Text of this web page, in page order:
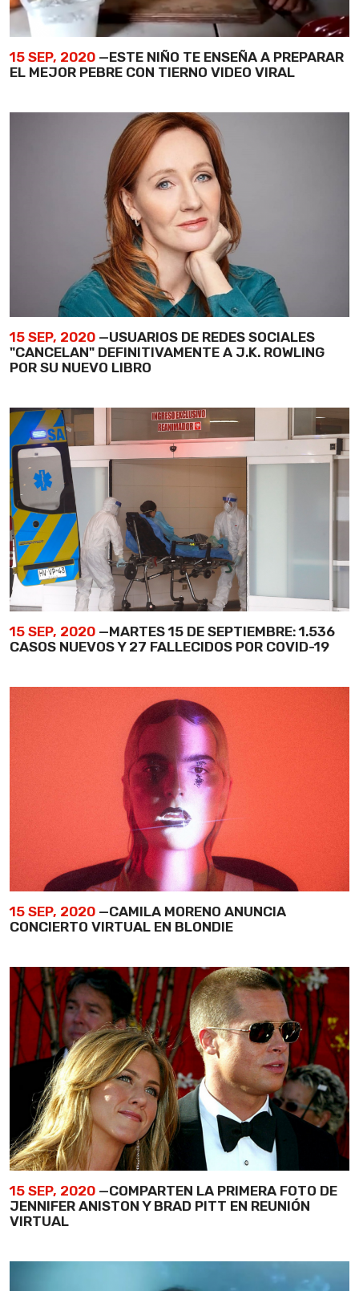
15 SEP, 2020 —ESTE NIÑO TE ENSEÑA A PREPARAR
EL MEJOR PEBRE CON TIERNO VIDEO VIRAL
15 SEP, 2020 —USUARIOS DE REDES SOCIALES
"CANCELAN" DEFINITIVAMENTE A J.K. ROWLING
POR SU NUEVO LIBRO
15 SEP, 2020 —MARTES 15 DE SEPTIEMBRE: 1.536
CASOS NUEVOS Y 27 FALLECIDOS POR COVID-19
15 SEP, 2020 —CAMILA MORENO ANUNCIA
CONCIERTO VIRTUAL EN BLONDIE
15 SEP, 2020 —COMPARTEN LA PRIMERA FOTO DE
JENNIFER ANISTON Y BRAD PITT EN REUNIÓN
VIRTUAL